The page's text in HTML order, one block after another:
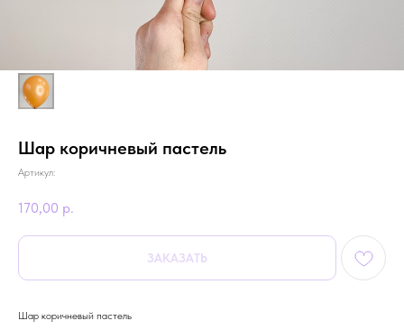
Шар коричневый пастель
Артикул:
170,00 р.
ЗАКАЗАТЬ
Шар коричневый пастель